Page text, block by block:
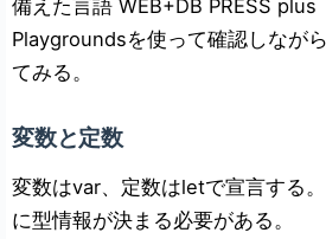
備えた言語 WEB+DB PRESS plus
Playgroundsを使って確認しなが
てみる。
変数と定数
変数はvar、定数はletで宣言する
に型情報が決まる必要がある。